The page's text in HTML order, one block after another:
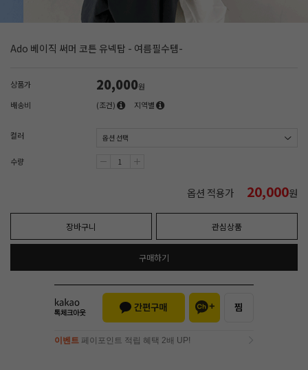
Ado 베이직 써머 코튼 유넥탑 - 여름필수템-
상품가 20,000원
배송비
(조건) 지역별
컬러
수량
옵션 적용가 20,000원
장바구니 관심상품
구매하기
이벤트 페이포인트 적립 혜택 2배 UP!